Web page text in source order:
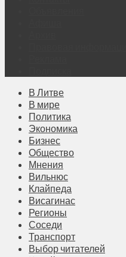
В Литве
В мире
Политика
Экономика
Бизнес
Общество
Мнения
Вильнюс
Клайпеда
Висагинас
Регионы
Соседи
Транспорт
Выбор читателей